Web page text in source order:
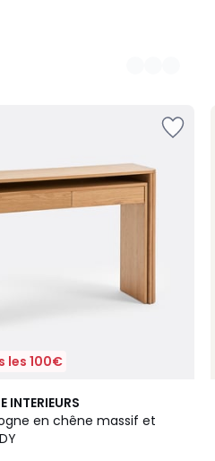
les 100€
INTERIEURS
en chêne massif et